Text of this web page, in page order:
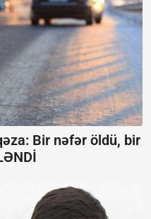
Bir nəfər öldü, bir